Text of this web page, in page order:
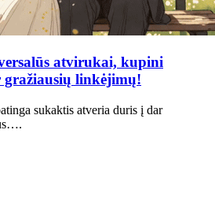
atvirukai, kupini
gražiausių linkėjimų!
sukaktis atveria duris į dar